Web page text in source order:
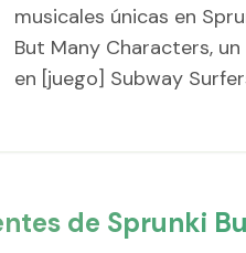
musicales únicas en
But Many Characters,
en [juego] Subway
de Sprunki